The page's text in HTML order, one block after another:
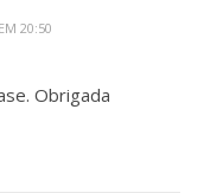
20:50
Obrigada